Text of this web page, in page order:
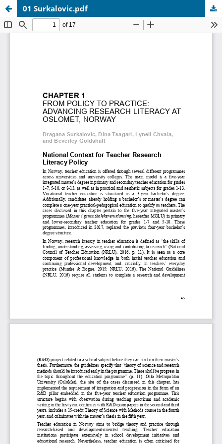
01 Surkalovic.pdf